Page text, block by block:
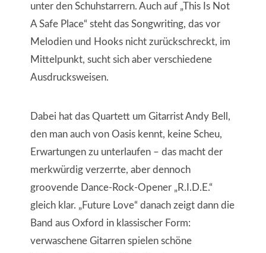
unter den Schuhstarrern. Auch auf „This Is Not
A Safe Place“ steht das Songwriting, das vor
Melodien und Hooks nicht zurückschreckt, im
Mittelpunkt, sucht sich aber verschiedene
Ausdrucksweisen.
Dabei hat das Quartett um Gitarrist Andy Bell,
den man auch von Oasis kennt, keine Scheu,
Erwartungen zu unterlaufen – das macht der
merkwürdig verzerrte, aber dennoch
groovende Dance-Rock-Opener „R.I.D.E.“
gleich klar. „Future Love“ danach zeigt dann die
Band aus Oxford in klassischer Form:
verwaschene Gitarren spielen schöne